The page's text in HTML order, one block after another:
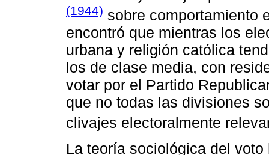
(1944) sobre comportamiento
encontró que mientras los
urbana y religión católica
los de clase media, con
votar por el Partido
que no todas las divisiones
clivajes electoralmente
La teoría sociológica del